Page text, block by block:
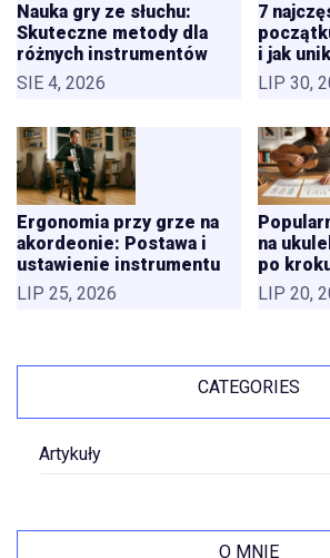
Nauka gry ze słuchu:
Skuteczne metody dla
różnych instrumentów
SIE 4, 2026
7
i jak
LIP 30,
Ergonomia przy grze na
akordeonie: Postawa i
ustawienie instrumentu
LIP 25, 2026
na
po
LIP 20,
CATEGORIES
Artykuły
O MNIE